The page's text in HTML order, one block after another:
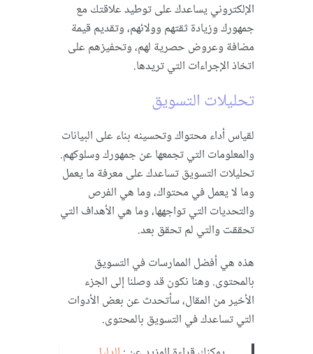
الإلكتروني يساعدك على توطيد علاقتك مع
جمهورك وزيادة ثقتهم وولائهم، وتقديم قيمة
مضافة وعروض حصرية لهم، وتحفيزهم على
اتخاذ الإجراءات التي تريدها.
تحليلات التسويق
لقياس أداء محتواك وتحسينه بناء على البيانات
والمعلومات التي تجمعها عن جمهورك وسلوكهم.
تحليلات التسويق تساعدك على معرفة ما يعمل
وما لا يعمل في محتواك، وما هي الفرص
والتحديات التي تواجهها، وما هي الأهداف التي
تحققت والتي لم تحقق بعد.
هذه هي أفضل الممارسات في التسويق
بالمحتوى. وهنا نكون قد وصلنا إلى الجزء
الأخير من المقال، سأتحدث عن بعض الأدوات
التي تساعدك في التسويق بالمحتوى.